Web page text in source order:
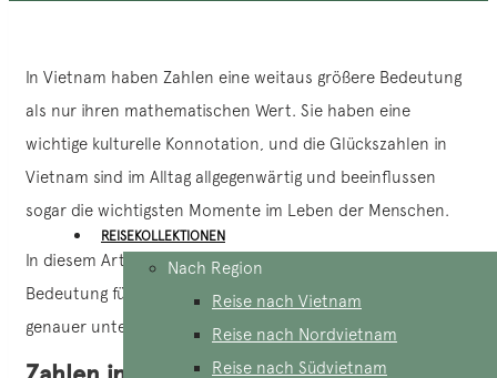
REISEKOLLEKTIONEN
Nach Region
Reise nach Vietnam
Reise nach Nordvietnam
Reise nach Südvietnam
In Vietnam haben Zahlen eine weitaus größere Bedeutung
als nur ihren mathematischen Wert. Sie haben eine
wichtige kulturelle Konnotation, und die Glückszahlen in
Vietnam sind im Alltag allgegenwärtig und beeinflussen
sogar die wichtigsten Momente im Leben der Menschen.
In diesem Artikel werden wir die Zahlen und ihre
Bedeutung für Feng Shui in der
vietnamesischen Kultur
genauer untersuchen!